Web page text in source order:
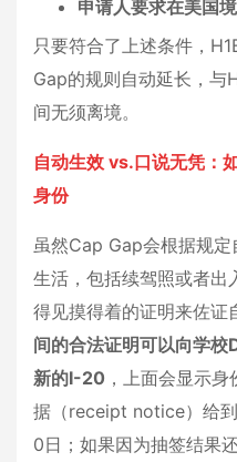
申请人要求在美国
只要符合了上述条件，
Gap的规则自动延长，与
间无须离境。
自动生效 vs.口说无凭：
身份
虽然Cap Gap会根据规
生活，包括续驾照或者出
得见摸得着的证明来佐证
间的合法证明可以向学
新的I-20 ，上面会显示
据（receipt notice）给
0日；如果因为抽签结果